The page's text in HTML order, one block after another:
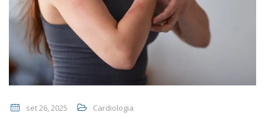
set 26, 2025 Cardiologia